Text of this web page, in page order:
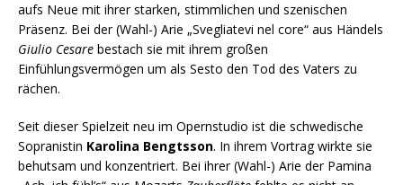
aufs Neue mit ihrer starken, stimmlichen und szenischen
Präsenz. Bei der (Wahl-) Arie „Svegliatevi nel core“ aus Händels
Giulio Cesare bestach sie mit ihrem großen
Einfühlungsvermögen um als Sesto den Tod des Vaters zu
rächen.
Seit dieser Spielzeit neu im Opernstudio ist die schwedische
Sopranistin Karolina Bengtsson. In ihrem Vortrag wirkte sie
behutsam und konzentriert. Bei ihrer (Wahl-) Arie der Pamina